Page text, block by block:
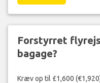
Forstyrret
bagage?
Kræv op til £1,600